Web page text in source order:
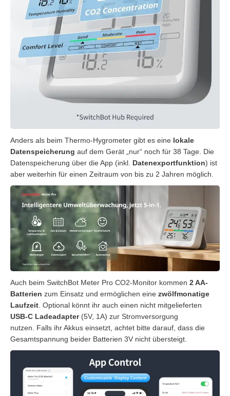
Anders als beim Thermo-Hygrometer gibt es eine lokale
Datenspeicherung auf dem Gerät „nur“ noch für 38 Tage. Die
Datenspeicherung über die App (inkl. Datenexportfunktion) ist
aber weiterhin für einen Zeitraum von bis zu 2 Jahren möglich.
Auch beim SwitchBot Meter Pro CO2-Monitor kommen 2 AA-
Batterien zum Einsatz und ermöglichen eine zwölfmonatige
Laufzeit. Optional könnt ihr auch einen nicht mitgelieferten
USB-C Ladeadapter(5V, 1A) zur Stromversorgung
nutzen. Falls ihr Akkus einsetzt, achtet bitte darauf, dass die
Gesamtspannung beider Batterien 3V nicht übersteigt.